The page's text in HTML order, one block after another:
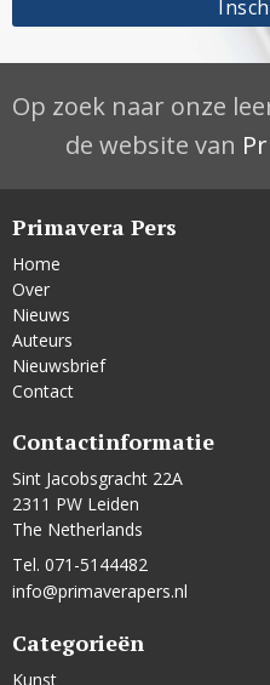
Op zoek naar onze
de website van
Primavera Pers
Home
Over
Nieuws
Auteurs
Nieuwsbrief
Contact
Contactinformatie
Sint Jacobsgracht 22A
2311 PW Leiden
The Netherlands
Tel. 071-5144482
info@primaverapers.nl
Categorieën
Kunst